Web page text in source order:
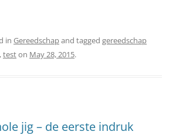
in Gereedschapand tagged gereedschap
,teston May 28, 2015.
jig – de eerste indruk